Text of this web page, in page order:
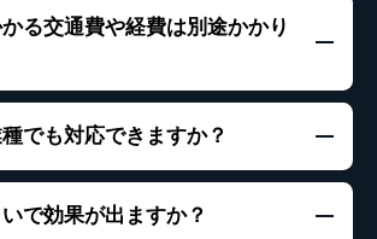
ありません。撮影も含めてすべて弊社に
ますので、ご安心ください。
る交通費や経費は別途かかり
所によっては、出張費として交通費や諸
負担いただく場合がございます。その際
積もりをお伝えし、ご相談のうえ進行い
でも対応できますか？
能です。飲食・美容・小売・サービス
などなど、幅広い業種の対応が可能で
で効果が出ますか？